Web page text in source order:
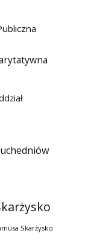
Skarżysko